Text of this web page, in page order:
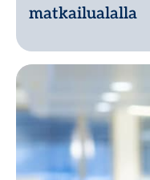
matkailualalla
Lue lisää